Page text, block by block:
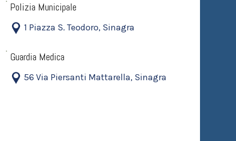
Polizia Municipale
1 Piazza S. Teodoro, Sinagra
Guardia Medica
56 Via Piersanti Mattarella, Sinagra